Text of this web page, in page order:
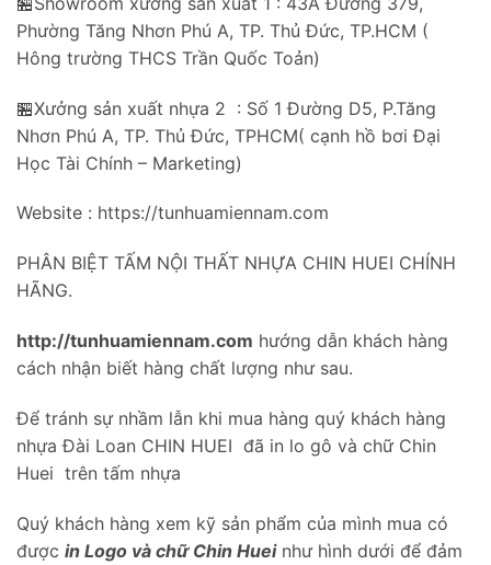
Phường Tăng Nhơn Phú A, TP. Thủ Đức, TP.HCM (
Hông trường THCS Trần Quốc Toản)
🏪Xưởng sản xuất nhựa 2 : Số 1 Đường D5, P.Tăng
Nhơn Phú A, TP. Thủ Đức, TPHCM( cạnh hồ bơi Đại
Học Tài Chính – Marketing)
Website : https://tunhuamiennam.com
PHÂN BIỆT TẤM NỘI THẤT NHỰA CHIN HUEI CHÍNH
HÃNG.
http://tunhuamiennam.com hướng dẫn khách hàng
cách nhận biết hàng chất lượng như sau.
Để tránh sự nhầm lẫn khi mua hàng quý khách hàng
nhựa Đài Loan CHIN HUEI đã in lo gô và chữ Chin
Huei trên tấm nhựa
Quý khách hàng xem kỹ sản phẩm của mình mua có
được in Logo và chữ Chin Hueinhư hình dưới để đảm